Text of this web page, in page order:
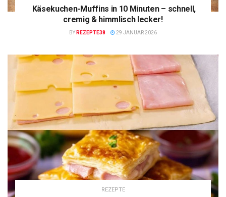
Käsekuchen-Muffins in 10 Minuten – schnell,
cremig & himmlisch lecker!
BY REZEPTE38 29 JANUAR 2026
REZEPTE